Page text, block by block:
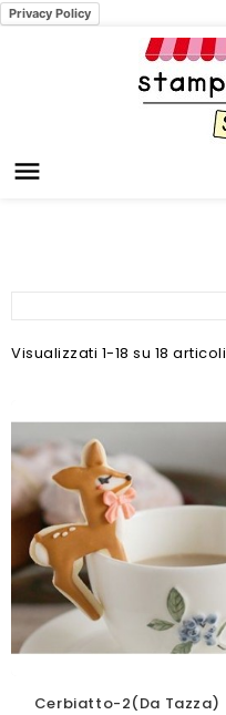
Privacy Policy

Visualizzati 1-18 su 18 articoli
Cerbiatto-2(da Tazza)